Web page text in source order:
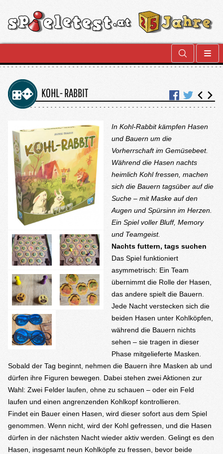
KOHL- RABBIT
In Kohl-Rabbitkämpfen Hasen
und Bauern um die
Vorherrschaft im Gemüsebeet.
Während die Hasen nachts
heimlich Kohl fressen, machen
sich die Bauern tagsüber auf die
Suche – mit Maske auf den
Augen und Spürsinn im Herzen.
Ein Spiel voller Bluff, Memory
und Teamgeist.
Nachts futtern, tags suchen
Das Spiel funktioniert
asymmetrisch: Ein Team
übernimmt die Rolle der Hasen,
das andere spielt die Bauern.
Jede Nacht verstecken sich die
beiden Hasen unter Kohlköpfen,
während die Bauern nichts
sehen – sie tragen in dieser
Phase mitgelieferte Masken.
Sobald der Tag beginnt, nehmen die Bauern ihre Masken ab und
dürfen ihre Figuren bewegen. Dabei stehen zwei Aktionen zur
Wahl: Zwei Felder laufen, ohne zu schauen – oder ein Feld
laufen und einen angrenzenden Kohlkopf kontrollieren.
Findet ein Bauer einen Hasen, wird dieser sofort aus dem Spiel
genommen. Wenn nicht, wird der Kohl gefressen, und die Hasen
dürfen in der nächsten Nacht wieder aktiv werden. Gelingt es den
Hasen, insgesamt neun Kohlköpfe zu fressen, bevor beide